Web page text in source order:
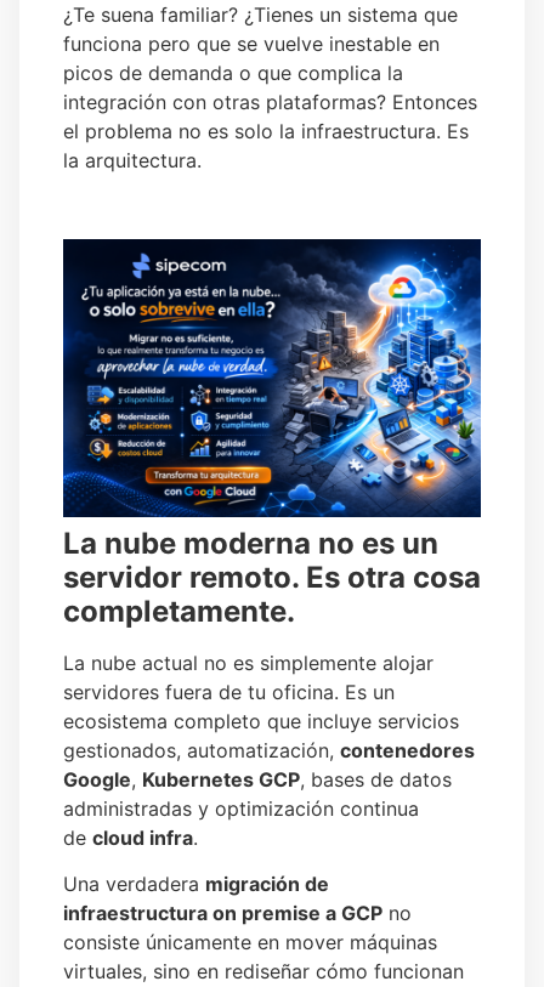
¿Te suena familiar? ¿Tienes un sistema que
funciona pero que se vuelve inestable en
picos de demanda o que complica la
integración con otras plataformas? Entonces
el problema no es solo la infraestructura. Es
la arquitectura.
La nube moderna no es un
servidor remoto. Es otra cosa
completamente.
La nube actual no es simplemente alojar
servidores fuera de tu oficina. Es un
ecosistema completo que incluye servicios
gestionados, automatización, contenedores
Google, Kubernetes GCP, bases de datos
administradas y optimización continua
de cloud infra.
Una verdadera migración de
infraestructura on premise a GCP no
consiste únicamente en mover máquinas
virtuales, sino en rediseñar cómo funcionan